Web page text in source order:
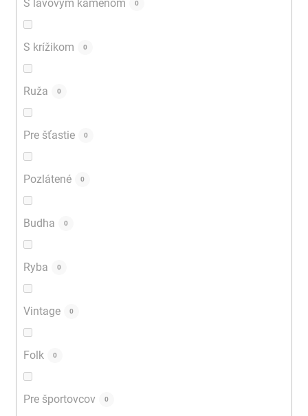
S lávovým kameňom 0
S krížikom 0
Ruža 0
Pre šťastie 0
Pozlátené 0
Budha 0
Ryba 0
Vintage 0
Folk 0
Pre športovcov 0